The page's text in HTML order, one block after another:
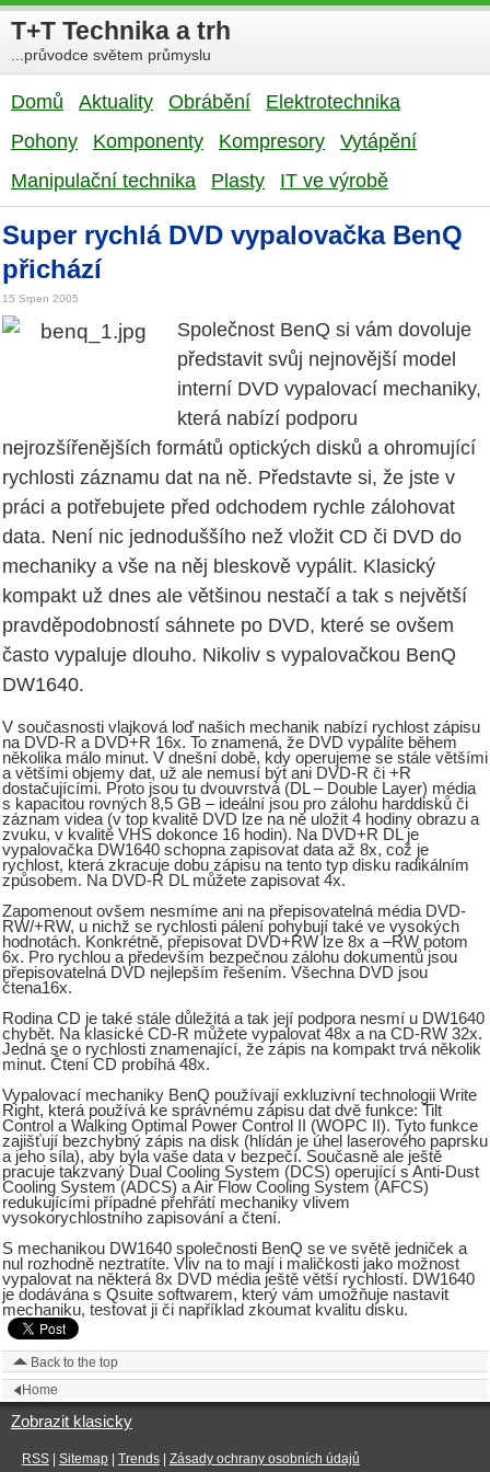
T+T Technika a trh
...průvodce světem průmyslu
Domů Aktuality Obrábění
Elektrotechnika
Pohony
Komponenty Kompresory
Vytápění
Manipulační technika
Plasty IT ve výrobě
Super rychlá DVD vypalovačka BenQ
přichází
15 Srpen 2005
Společnost BenQ si vám dovoluje
představit svůj nejnovější model
interní DVD vypalovací mechaniky,
která nabízí podporu
nejrozšířenějších formátů optických disků a ohromující
rychlosti záznamu dat na ně. Představte si, že jste v
práci a potřebujete před odchodem rychle zálohovat
data. Není nic jednoduššího než vložit CD či DVD do
mechaniky a vše na něj bleskově vypálit. Klasický
kompakt už dnes ale většinou nestačí a tak s největší
pravděpodobností sáhnete po DVD, které se ovšem
často vypaluje dlouho. Nikoliv s vypalovačkou BenQ
DW1640.
V současnosti vlajková loď našich mechanik nabízí rychlost zápisu
na DVD-R a DVD+R 16x. To znamená, že DVD vypálíte během
několika málo minut. V dnešní době, kdy operujeme se stále většími
a většími objemy dat, už ale nemusí být ani DVD-R či +R
dostačujícími. Proto jsou tu dvouvrstvá (DL – Double Layer) média
s kapacitou rovných 8,5 GB – ideální jsou pro zálohu harddisků či
záznam videa (v top kvalitě DVD lze na ně uložit 4 hodiny obrazu a
zvuku, v kvalitě VHS dokonce 16 hodin). Na DVD+R DL je
vypalovačka DW1640 schopna zapisovat data až 8x, což je
rychlost, která zkracuje dobu zápisu na tento typ disku radikálním
způsobem. Na DVD-R DL můžete zapisovat 4x.
Zapomenout ovšem nesmíme ani na přepisovatelná média DVD-
RW/+RW, u nichž se rychlosti pálení pohybují také ve vysokých
hodnotách. Konkrétně, přepisovat DVD+RW lze 8x a –RW potom
6x. Pro rychlou a především bezpečnou zálohu dokumentů jsou
přepisovatelná DVD nejlepším řešením. Všechna DVD jsou
čtena16x.
Rodina CD je také stále důležitá a tak její podpora nesmí u DW1640
chybět. Na klasické CD-R můžete vypalovat 48x a na CD-RW 32x.
Jedná se o rychlosti znamenající, že zápis na kompakt trvá několik
minut. Čtení CD probíhá 48x.
Vypalovací mechaniky BenQ používají exkluzivní technologii Write
Right, která používá ke správnému zápisu dat dvě funkce: Tilt
Control a Walking Optimal Power Control II (WOPC II). Tyto funkce
zajišťují bezchybný zápis na disk (hlídán je úhel laserového paprsku
a jeho síla), aby byla vaše data v bezpečí. Současně ale ještě
pracuje takzvaný Dual Cooling System (DCS) operující s Anti-Dust
Cooling System (ADCS) a Air Flow Cooling System (AFCS)
redukujícími případné přehřátí mechaniky vlivem
vysokorychlostního zapisování a čtení.
S mechanikou DW1640 společnosti BenQ se ve světě jedniček a
nul rozhodně neztratíte. Vliv na to mají i maličkosti jako možnost
vypalovat na některá 8x DVD média ještě větší rychlostí. DW1640
je dodávána s Qsuite softwarem, který vám umožňuje nastavit
mechaniku, testovat ji či například zkoumat kvalitu disku.
Back to the top
Home
Zobrazit klasicky
RSS| Sitemap| Trends| Zásady ochrany osobních údajů